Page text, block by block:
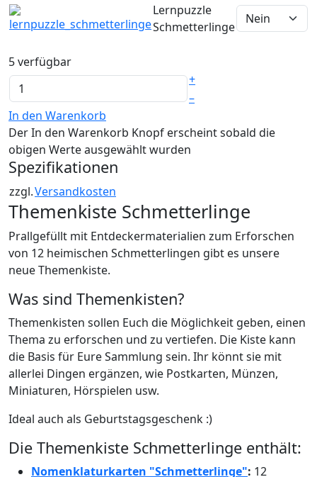
Lernpuzzle
Schmetterlinge
5 verfügbar
+
–
In den Warenkorb
Der In den Warenkorb Knopf erscheint sobald die
obigen Werte ausgewählt wurden
Spezifikationen
zzgl.Versandkosten
Themenkiste Schmetterlinge
Prallgefüllt mit Entdeckermaterialien zum Erforschen
von 12 heimischen Schmetterlingen gibt es unsere
neue Themenkiste.
Was sind Themenkisten?
Themenkisten sollen Euch die Möglichkeit geben, einen
Thema zu erforschen und zu vertiefen. Die Kiste kann
die Basis für Eure Sammlung sein. Ihr könnt sie mit
allerlei Dingen ergänzen, wie Postkarten, Münzen,
Miniaturen, Hörspielen usw.
Ideal auch als Geburtstagsgeschenk :)
Die Themenkiste Schmetterlinge enthält:
Nomenklaturkarten "Schmetterlinge": 12